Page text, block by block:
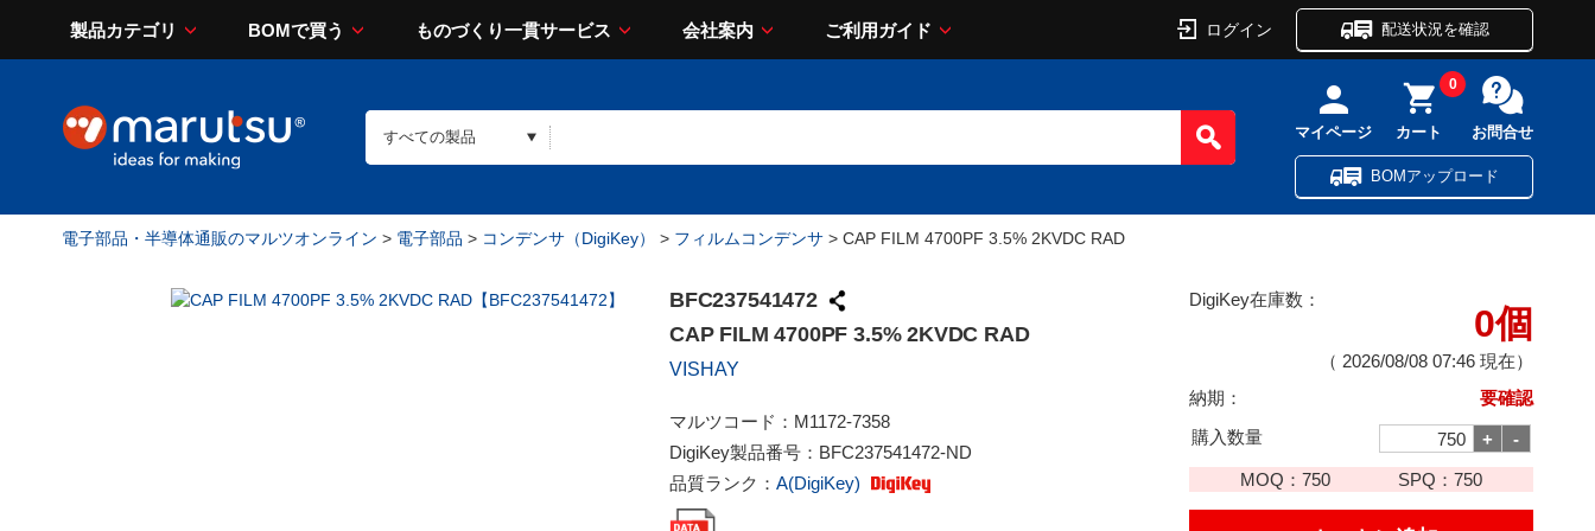
製品カテゴリ BOMで買う ものづくり一貫サービス 会社案内 ご利用ガイド ログイン 配送状況を確認
マイページ カート
0
お問合せ
BOMアップロード
電子部品・半導体通販のマルツオンライン > 電子部品 > コンデンサ（DigiKey） > フィルムコンデンサ > CAP FILM 4700PF 3.5% 2KVDC RAD
BFC237541472
CAP FILM 4700PF 3.5% 2KVDC RAD
VISHAY
マルツコード： M1172-7358
DigiKey製品番号： BFC237541472-ND
品質ランク： A(DigiKey)
DigiKey在庫数：
0個
（ 2026/08/08 07:46 現在）
納期：
要確認
購入数量
MOQ：750 SPQ： 750